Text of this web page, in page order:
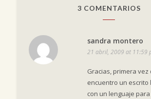
3 COMENTARIOS
sandra montero
21 abril, 2009 at 11:59
Gracias, primera vez
encuentro un escrito
con un lenguaje